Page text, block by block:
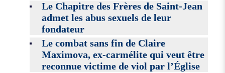
Le Chapitre des Frères de Saint-Jean
admet les abus sexuels de leur
fondateur
Le combat sans fin de Claire
Maximova, ex-carmélite qui veut être
reconnue victime de viol par l’Église